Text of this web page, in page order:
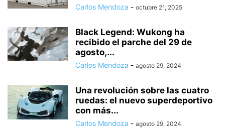
Carlos Mendoza - octubre 21, 2025
Black Legend: Wukong ha
recibido el parche del 29 de
agosto,...
Carlos Mendoza - agosto 29, 2024
Una revolución sobre las cuatro
ruedas: el nuevo superdeportivo
con más...
Carlos Mendoza - agosto 29, 2024